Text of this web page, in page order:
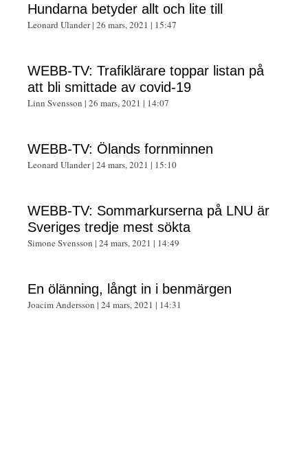
Hundarna betyder allt och lite till
Leonard Ulander 26 mars, 2021 15:47
WEBB-TV: Trafiklärare toppar listan på
att bli smittade av covid-19
Linn Svensson 26 mars, 2021 14:07
WEBB-TV: Ölands fornminnen
Leonard Ulander 24 mars, 2021 15:10
WEBB-TV: Sommarkurserna på LNU är
Sveriges tredje mest sökta
Simone Svensson 24 mars, 2021 14:49
En ölänning, långt in i benmärgen
Joacim Andersson 24 mars, 2021 14:31